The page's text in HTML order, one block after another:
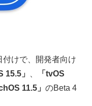
けで、開発者向け
15.5」
「tvOS
11.5」 のBeta 4